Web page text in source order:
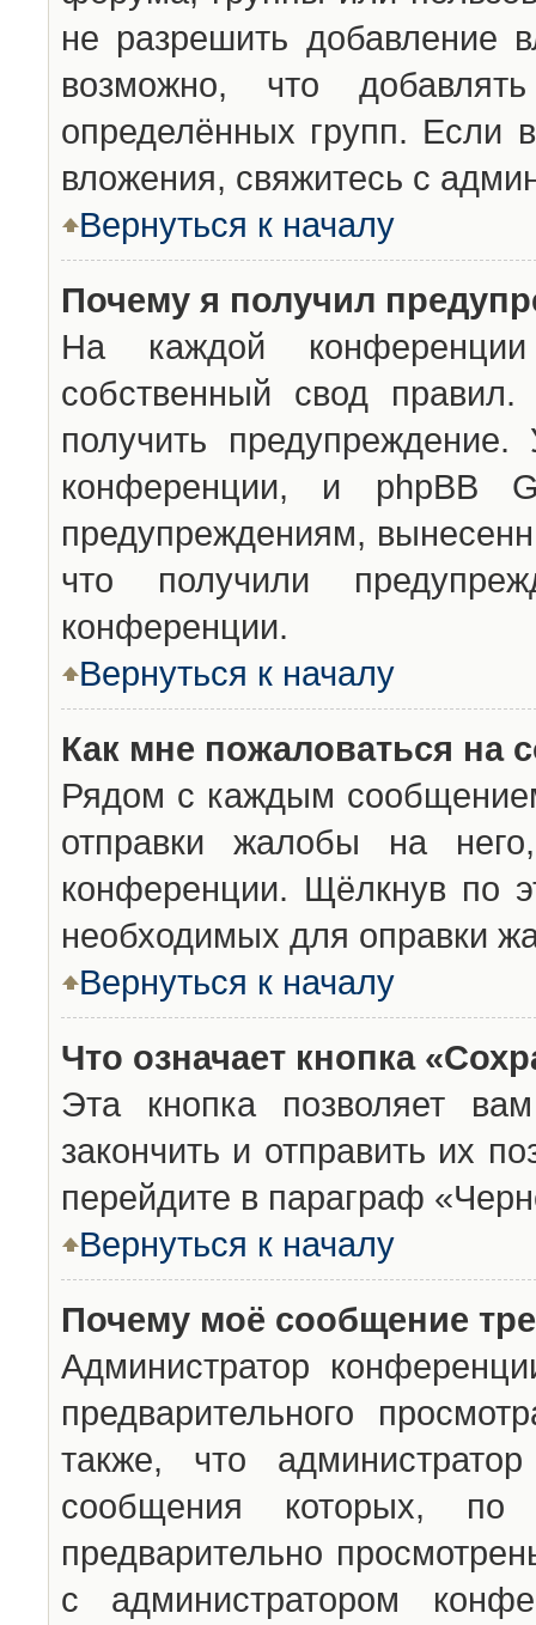
не разрешить добавление
возможно, что
определённых групп. Если
вложения, свяжитесь с
Вернуться к началу
Почему я получил
На каждой конференции
собственный свод
получить
конференции, и phpBB
предупреждениям,
что получили
конференции.
Вернуться к началу
Как мне пожаловаться на
Рядом с каждым
отправки жалобы на
конференции. Щёлкнув по
необходимых для оправки
Вернуться к началу
Что означает кнопка
Эта кнопка позволяет
закончить и отправить их
перейдите в параграф
Вернуться к началу
Почему моё сообщение
Администратор
предварительного
также, что
сообщения которых,
предварительно
с администратором